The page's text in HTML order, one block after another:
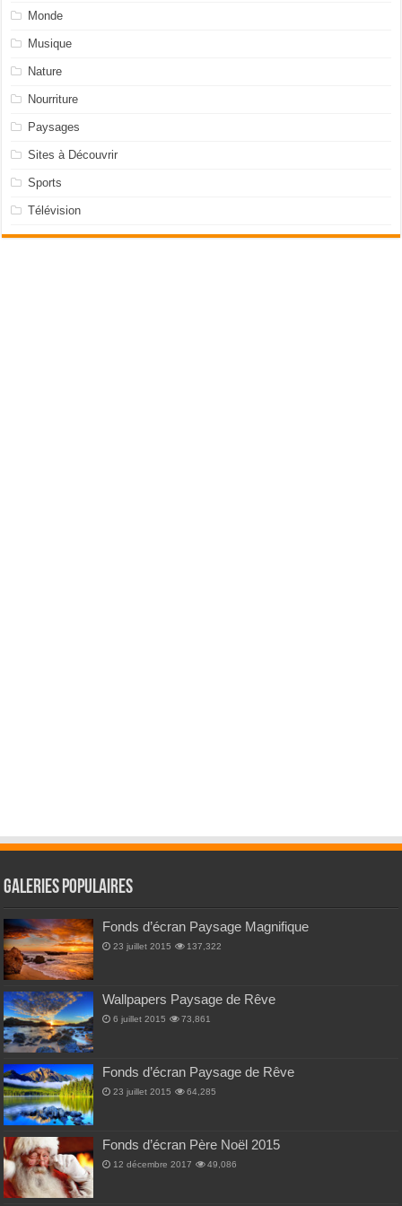
Monde
Musique
Nature
Nourriture
Paysages
Sites à Découvrir
Sports
Télévision
Galeries Populaires
Fonds d’écran Paysage Magnifique
23 juillet 2015 137,322
Wallpapers Paysage de Rêve
6 juillet 2015 73,861
Fonds d’écran Paysage de Rêve
23 juillet 2015 64,285
Fonds d’écran Père Noël 2015
12 décembre 2017 49,086